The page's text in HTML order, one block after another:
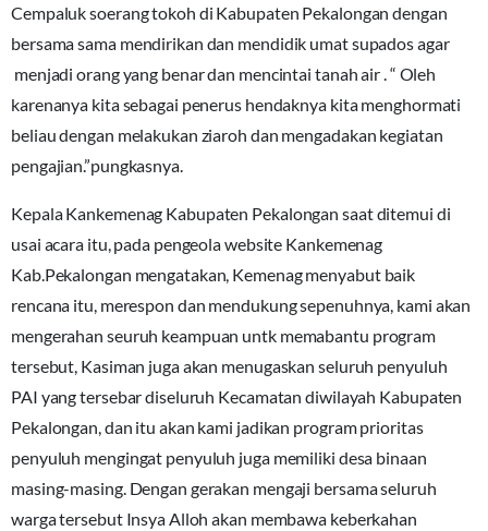
Cempaluk soerang tokoh di Kabupaten Pekalongan dengan
bersama sama mendirikan dan mendidik umat supados agar
menjadi orang yang benar dan mencintai tanah air . “ Oleh
karenanya kita sebagai penerus hendaknya kita menghormati
beliau dengan melakukan ziaroh dan mengadakan kegiatan
pengajian.”pungkasnya.
Kepala Kankemenag Kabupaten Pekalongan saat ditemui di
usai acara itu, pada pengeola website Kankemenag
Kab.Pekalongan mengatakan, Kemenag menyabut baik
rencana itu, merespon dan mendukung sepenuhnya, kami akan
mengerahan seuruh keampuan untk memabantu program
tersebut, Kasiman juga akan menugaskan seluruh penyuluh
PAI yang tersebar diseluruh Kecamatan diwilayah Kabupaten
Pekalongan, dan itu akan kami jadikan program prioritas
penyuluh mengingat penyuluh juga memiliki desa binaan
masing-masing. Dengan gerakan mengaji bersama seluruh
warga tersebut Insya Alloh akan membawa keberkahan